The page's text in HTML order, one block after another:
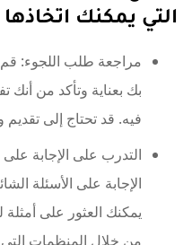
التي يمكنك
مراجعة طلب اللجوء:
بك بعناية وتأكد من أنك
فيه. قد تحتاج إلى
التدرب على الإجابة
الإجابة على الأسئلة
يمكنك العثور على أمثلة
من خلال المنظمات التي